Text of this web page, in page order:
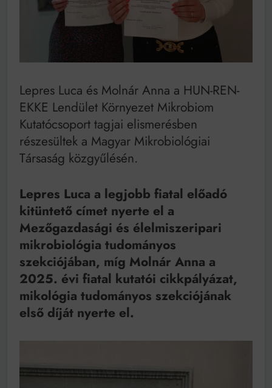
Mindenki a világot akarja uralni – de nem csak a 80-
as években
Bitumenes lapostetők: a bevált technológia akkor
működik, ha jól van felújítva
Lepres Luca és Molnár Anna a HUN-REN-
EKKE Lendület Környezet Mikrobiom
Kutatócsoport tagjai elismerésben
részesültek a Magyar Mikrobiológiai
Társaság közgyűlésén.
Lepres Luca a legjobb fiatal előadó
kitüntető címet nyerte el a
Mezőgazdasági és élelmiszeripari
mikrobiológia tudományos
szekciójában, míg Molnár Anna a
2025. évi fiatal kutatói cikkpályázat,
mikológia tudományos szekciójának
első díját nyerte el.